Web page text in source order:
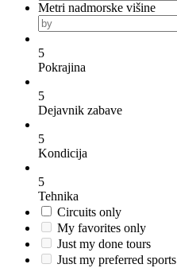
Metri nadmorske višine
5
Pokrajina
5
Dejavnik zabave
5
Kondicija
5
Tehnika
Circuits only
My favorites only
Just my done tours
Just my preferred sports